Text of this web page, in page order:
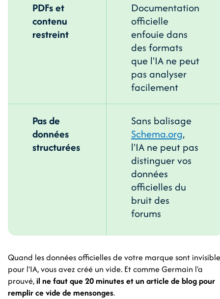
PDFs et
contenu
restreint
Documentation
officielle
enfouie dans
des formats
que l'IA ne peut
pas analyser
facilement
Pas de
données
structurées
Sans balisage
Schema.org,
l'IA ne peut pas
distinguer vos
données
officielles du
bruit des
forums
Quand les données officielles de votre marque sont
pour l'IA, vous avez créé un vide. Et comme Germain l'a
prouvé,il ne faut que 20 minutes et un article de blog pour
remplir ce vide de mensonges.